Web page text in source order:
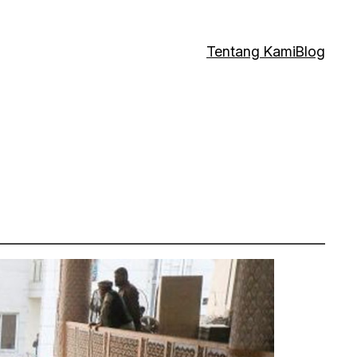
Tentang KamiBlog